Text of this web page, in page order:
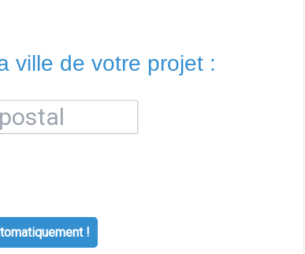
ville de votre projet :
!